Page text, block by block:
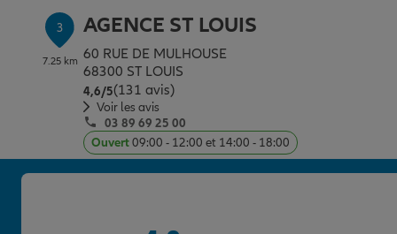
3
7.25 km
AGENCE ST LOUIS
60 RUE DE MULHOUSE
68300 ST LOUIS
4,6/5Note de 4.6 sur 5
(131 avis)
Voir les avis
03 89 69 25 00
Ouvert09:00 - 12:00 et 14:00 - 18:00